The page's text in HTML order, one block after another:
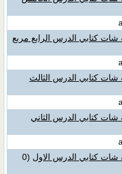
كتابي الدرس الرابع مربع
شات كتابي الدرس الثالث
كتابي الدرس الثاني
شات كتابي الدرس الاول
(0